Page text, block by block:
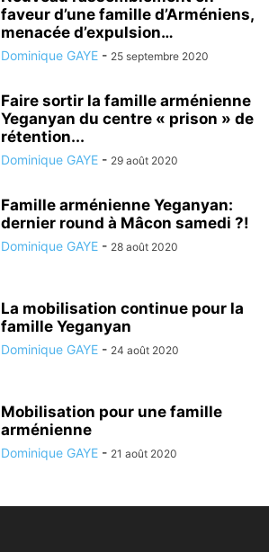
faveur d’une famille d’Arméniens,
menacée d’expulsion…
Dominique GAYE - 25 septembre 2020
Faire sortir la famille arménienne
Yeganyan du centre « prison » de
rétention...
Dominique GAYE - 29 août 2020
Famille arménienne Yeganyan:
dernier round à Mâcon samedi ?!
Dominique GAYE - 28 août 2020
La mobilisation continue pour la
famille Yeganyan
Dominique GAYE - 24 août 2020
Mobilisation pour une famille
arménienne
Dominique GAYE - 21 août 2020